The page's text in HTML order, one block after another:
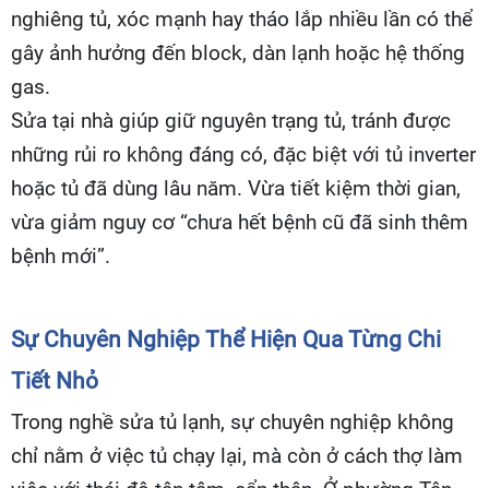
nghiêng tủ, xóc mạnh hay tháo lắp nhiều lần có thể
gây ảnh hưởng đến block, dàn lạnh hoặc hệ thống
gas.
Sửa tại nhà giúp giữ nguyên trạng tủ, tránh được
những rủi ro không đáng có, đặc biệt với tủ inverter
hoặc tủ đã dùng lâu năm. Vừa tiết kiệm thời gian,
vừa giảm nguy cơ “chưa hết bệnh cũ đã sinh thêm
bệnh mới”.
Sự Chuyên Nghiệp Thể Hiện Qua Từng Chi
Tiết Nhỏ
Trong nghề sửa tủ lạnh, sự chuyên nghiệp không
chỉ nằm ở việc tủ chạy lại, mà còn ở cách thợ làm